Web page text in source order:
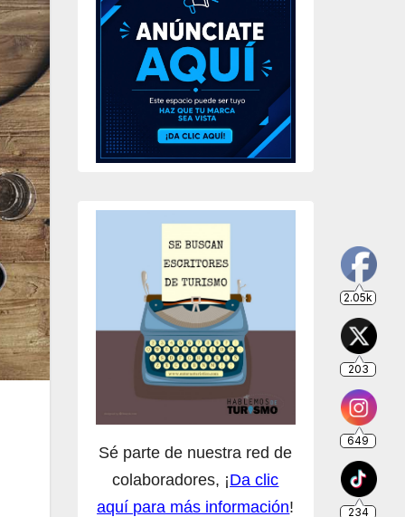
Sé parte de nuestra red de
colaboradores, ¡Da clic
aquí para más información!